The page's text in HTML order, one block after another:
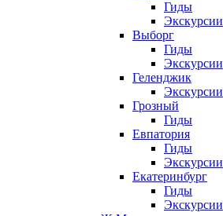
Гиды
Экскурсии
Выборг
Гиды
Экскурсии
Геленджик
Экскурсии
Грозный
Гиды
Евпатория
Гиды
Экскурсии
Екатеринбург
Гиды
Экскурсии